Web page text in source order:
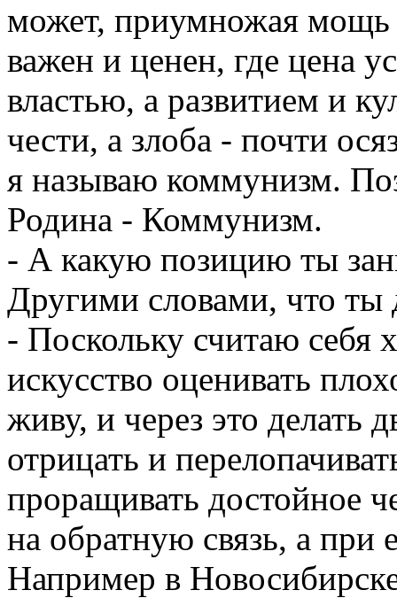
может, приумножая мощь
важен и ценен, где цена
властью, а развитием и
чести, а злоба - почти
я называю коммунизм.
Родина - Коммунизм.
- А какую позицию ты
Другими словами, что ты
- Поскольку считаю себя
искусство оценивать
живу, и через это делать
отрицать и
проращивать достойное
на обратную связь, а при
Например в Новосибирске